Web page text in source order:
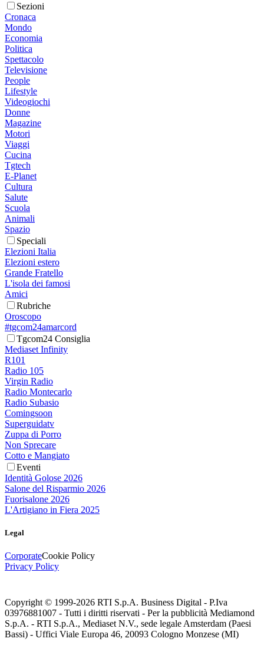
Sezioni
Cronaca
Mondo
Economia
Politica
Spettacolo
Televisione
People
Lifestyle
Videogiochi
Donne
Magazine
Motori
Viaggi
Cucina
Tgtech
E-Planet
Cultura
Salute
Scuola
Animali
Spazio
Speciali
Elezioni Italia
Elezioni estero
Grande Fratello
L'isola dei famosi
Amici
Rubriche
Oroscopo
#tgcom24amarcord
Tgcom24 Consiglia
Mediaset Infinity
R101
Radio 105
Virgin Radio
Radio Montecarlo
Radio Subasio
Comingsoon
Superguidatv
Zuppa di Porro
Non Sprecare
Cotto e Mangiato
Eventi
Identità Golose 2026
Salone del Risparmio 2026
Fuorisalone 2026
L'Artigiano in Fiera 2025
Legal
CorporateCookie Policy
Privacy Policy
Copyright © 1999-2026 RTI S.p.A. Business Digital - P.Iva
03976881007 - Tutti i diritti riservati - Per la pubblicità Mediamond
S.p.A. - RTI S.p.A., Mediaset N.V., sede legale Amsterdam (Paesi
Bassi) - Uffici Viale Europa 46, 20093 Cologno Monzese (MI)